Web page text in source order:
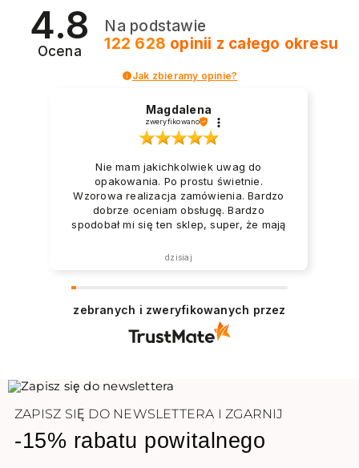
królować latem 2026? Znajdź inspirację dla swojego
manicure!
4.8
Ocena
Na podstawie
122 628 opinii z całego okresu
Jak zbieramy opinie?
Magdalena
zweryfikowano
Nie mam jakichkolwiek uwag do
opakowania. Po prostu świetnie.
Wzorowa realizacja zamówienia. Bardzo
dobrze oceniam obsługę. Bardzo
spodobał mi się ten sklep, super, że mają
dzisiaj
zebranych i zweryfikowanych przez
ZAPISZ SIĘ DO NEWSLETTERA I ZGARNIJ
-15% rabatu powitalnego